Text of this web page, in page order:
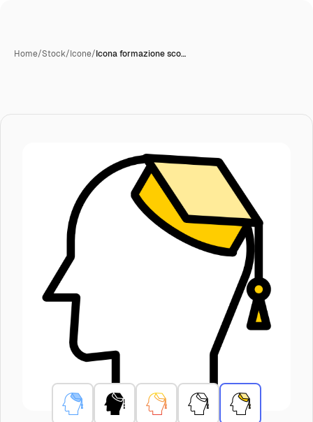
Home/Stock/Icone/Icona formazione sco…